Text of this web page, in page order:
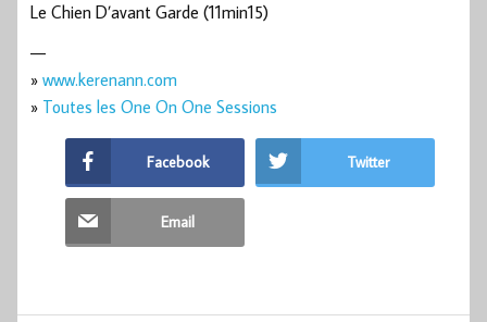
Le Chien D’avant Garde (11min15)
—
» www.kerenann.com
» Toutes les One On One Sessions
Facebook Twitter
Email